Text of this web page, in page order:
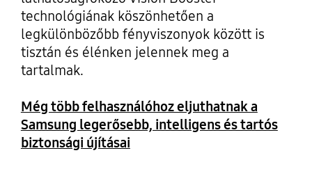
technológiának köszönhetően a
legkülönbözőbb fényviszonyok között is
tisztán és élénken jelennek meg a
tartalmak.
Még több felhasználóhoz eljuthatnak a
Samsung legerősebb, intelligens és tartós
biztonsági újításai